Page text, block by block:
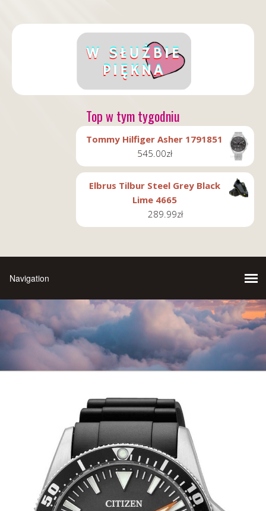
Top w tym tygodniu
Tommy Hilfiger Asher 1791851
545.00zł
Elbrus Tilbur Steel Grey Black
Lime 4665
289.99zł